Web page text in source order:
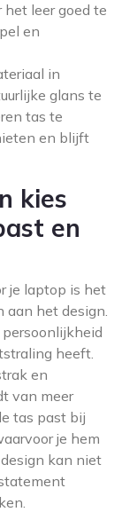
het leer goed te
en
in
glans te
tas te
en blijft
kies
en
je laptop is het
aan het design.
heeft.
en
van meer
tas past bij
je hem
kan niet